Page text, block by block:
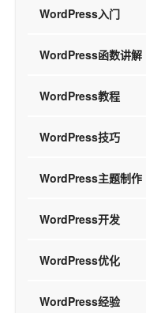
WordPress入门
WordPress函数讲解
WordPress教程
WordPress技巧
WordPress主题制作
WordPress开发
WordPress优化
WordPress经验